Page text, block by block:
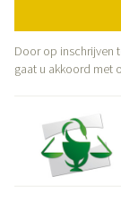
Door op inschrijven
gaat u akkoord met